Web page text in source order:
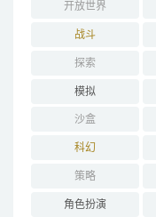
开放世界
战斗
探索
模拟
沙盒
科幻
策略
角色扮演